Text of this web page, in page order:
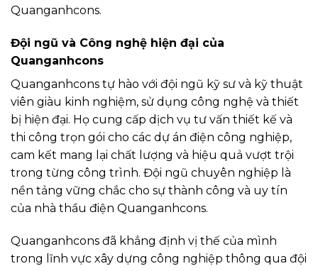
Quanganhcons.
Đội ngũ và Công nghệ hiện đại của
Quanganhcons
Quanganhcons tự hào với đội ngũ kỹ sư và kỹ thuật
viên giàu kinh nghiệm, sử dụng công nghệ và thiết
bị hiện đại. Họ cung cấp dịch vụ tư vấn thiết kế và
thi công trọn gói cho các dự án điện công nghiệp,
cam kết mang lại chất lượng và hiệu quả vượt trội
trong từng công trình. Đội ngũ chuyên nghiệp là
nền tảng vững chắc cho sự thành công và uy tín
của nhà thầu điện Quanganhcons.
Quanganhcons đã khẳng định vị thế của mình
trong lĩnh vực xây dựng công nghiệp thông qua đội